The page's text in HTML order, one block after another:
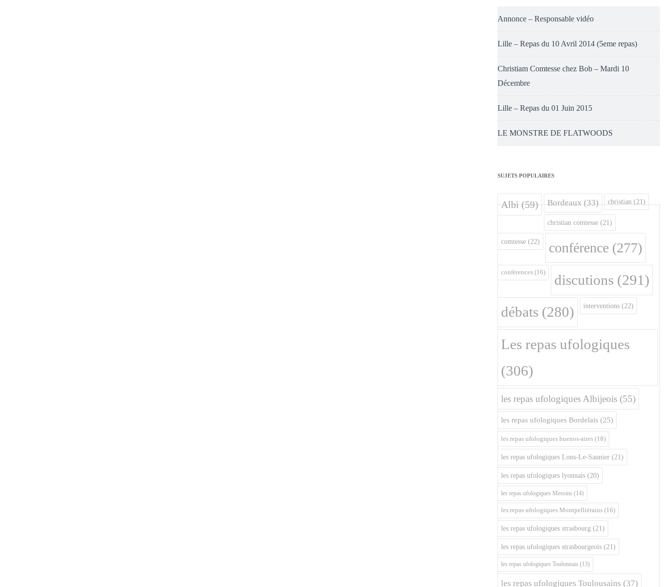
Annonce – Responsable vidéo
Lille – Repas du 10 Avril 2014 (5eme repas)
Christiam Comtesse chez Bob – Mardi 10
Décembre
Lille – Repas du 01 Juin 2015
LE MONSTRE DE FLATWOODS
SUJETS POPULAIRES
Albi(59) Bordeaux(33) christian (21)
christian comtesse (21)
comtesse (22) conférence (277)
conférences (16) discutions (291)
débats (280) interventions (22)
Les repas ufologiques
(306)
les repas ufologiques Albijeois (55)
les repas ufologiques Bordelais (25)
les repas ufologiques buenos-aires (18)
les repas ufologiques Lons-Le-Saunier (21)
les repas ufologiques lyonnais (20)
les repas ufologiques Messins (14)
les repas ufologiques Montpelliérains (16)
les repas ufologiques strasbourg (21)
les repas ufologiques strasbourgeois (21)
les repas ufologiques Toulonnais (13)
les repas ufologiques Toulousains (37)